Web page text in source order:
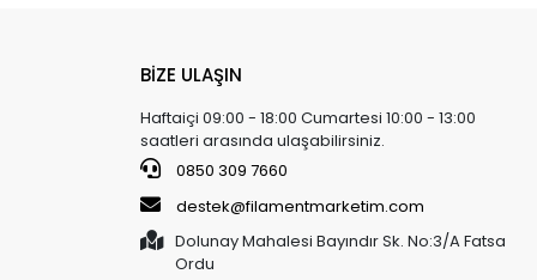
BİZE ULAŞIN
Haftaiçi 09:00 - 18:00 Cumartesi 10:00 - 13:00
saatleri arasında ulaşabilirsiniz.
0850 309 7660
destek@filamentmarketim.com
Dolunay Mahalesi Bayındır Sk. No:3/A Fatsa
Ordu